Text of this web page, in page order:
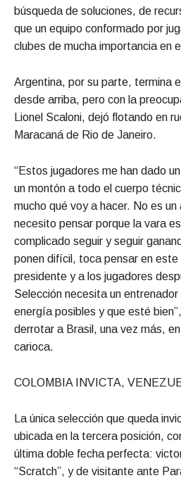
búsqueda de soluciones, de
que un equipo conformado por
clubes de mucha importancia en
Argentina, por su parte, termina
desde arriba, pero con la
Lionel Scaloni, dejó flotando en
Maracaná de Rio de Janeiro.
“Estos jugadores me han dado
un montón a todo el cuerpo
mucho qué voy a hacer. No es
necesito pensar porque la vara
complicado seguir y seguir
ponen difícil, toca pensar en este
presidente y a los jugadores
Selección necesita un
energía posibles y que esté
derrotar a Brasil, una vez más,
carioca.
COLOMBIA INVICTA,
La única selección que queda
ubicada en la tercera posición,
última doble fecha perfecta:
“Scratch”, y de visitante ante